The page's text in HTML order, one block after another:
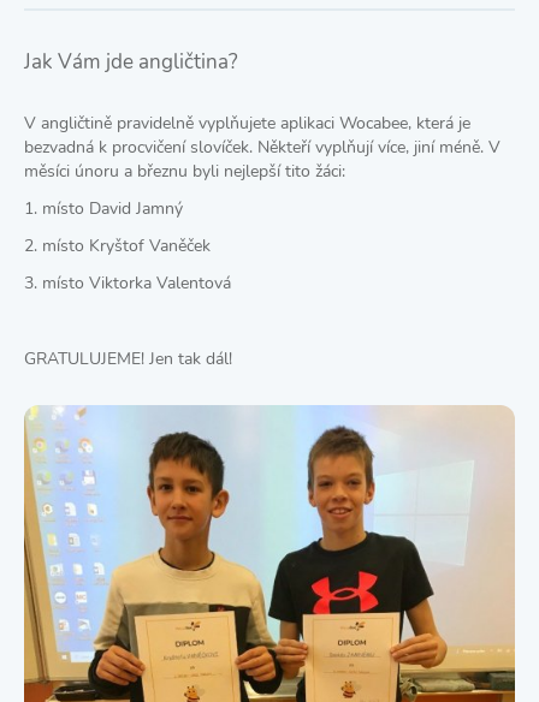
Jak Vám jde angličtina?
V angličtině pravidelně vyplňujete aplikaci Wocabee, která je
bezvadná k procvičení slovíček. Někteří vyplňují více, jiní méně. V
měsíci únoru a březnu byli nejlepší tito žáci:
1. místo David Jamný
2. místo Kryštof Vaněček
3. místo Viktorka Valentová
GRATULUJEME! Jen tak dál!